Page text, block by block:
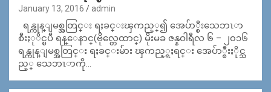
January 13, 2016 admin
ရန္ကုန္ျမစ္အတြင္း ရႈခင္းၾကည့္၍ အေပ်ာ္စီးသေဘၤာ
စီးႏုိင္ၿပီ ရန္ေနာင္(ဗိုလ္တေထာင္) မိုးမခ ဇန္နဝါရီလ ၆ – ၂၀၁၆
ရန္ကုန္ျမစ္အတြင္း ရႈခင္းမ်ား ၾကည့္ရႈရင္း အေပ်ာ္စီးႏိုင္သ
ည့္ သေဘၤာကို…